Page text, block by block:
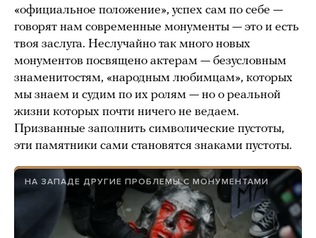
«официальное положение», успех сам по себе —
говорят нам современные монументы — это и есть
твоя заслуга. Неслучайно так много новых
монументов посвящено актерам — безусловным
знаменитостям, «народным любимцам», которых
мы знаем и судим по их ролям — но о реальной
жизни которых почти ничего не ведаем.
Призванные заполнить символические пустоты,
эти памятники сами становятся знаками пустоты.
НА ЗАПАДЕ ДРУГИЕ ПРОБЛЕМЫ С МОНУМЕНТАМИ